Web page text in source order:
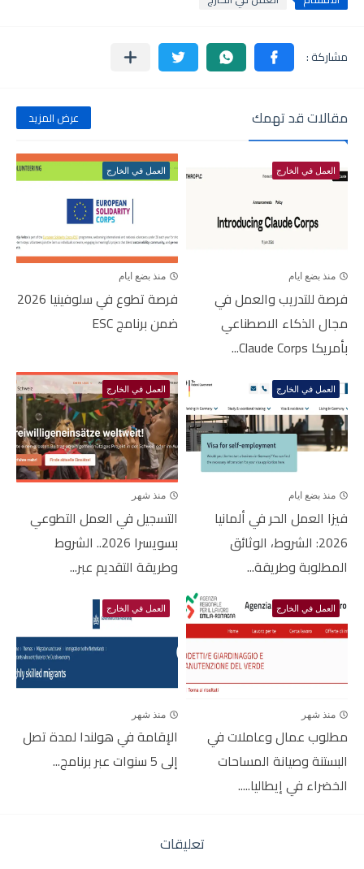
مقالات قد تهمك عرض المزيد
العمل في الخارج
منذ بضع ايام
فرصة للتدريب والعمل في
مجال الذكاء الاصطناعي
بأمريكا Claude Corps...
العمل في الخارج
منذ بضع ايام
فرصة تطوع في سلوفينيا 2026
ضمن برنامج ESC
العمل في الخارج
منذ بضع ايام
فيزا العمل الحر في ألمانيا
2026: الشروط، الوثائق
المطلوبة وطريقة...
العمل في الخارج
منذ شهر
التسجيل في العمل التطوعي
بسويسرا 2026.. الشروط
وطريقة التقديم عبر...
العمل في الخارج
منذ شهر
مطلوب عمال وعاملات في
البستنة وصيانة المساحات
الخضراء في إيطاليا.....
العمل في الخارج
منذ شهر
الإقامة في هولندا لمدة تصل
إلى 5 سنوات عبر برنامج...
تعليقات